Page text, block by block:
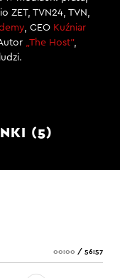
nie wrócę do
to i
że się
nigdy nie
w drzwiach
spotkała się ze
jej demona Rosz
tylko trochę
ZET, TVN24, TVN,
, CEO Kuźniar
„The Host”,
(5)
00:00 / 56:57